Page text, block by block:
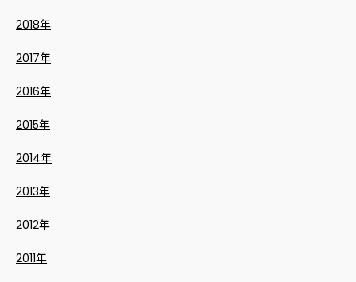
2018年
2017年
2016年
2015年
2014年
2013年
2012年
2011年